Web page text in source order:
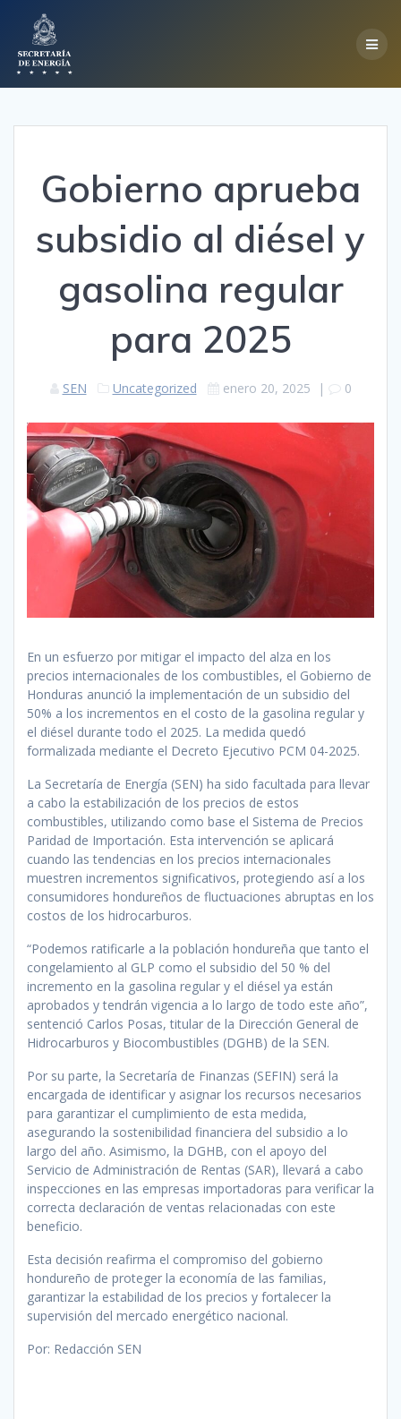
Gobierno aprueba
subsidio al diésel y
gasolina regular
para 2025
SEN Uncategorized enero 20, 2025 | 0
En un esfuerzo por mitigar el impacto del alza en los
precios internacionales de los combustibles, el Gobierno de
Honduras anunció la implementación de un subsidio del
50% a los incrementos en el costo de la gasolina regular y
el diésel durante todo el 2025. La medida quedó
formalizada mediante el Decreto Ejecutivo PCM 04-2025.
La Secretaría de Energía (SEN) ha sido facultada para llevar
a cabo la estabilización de los precios de estos
combustibles, utilizando como base el Sistema de Precios
Paridad de Importación. Esta intervención se aplicará
cuando las tendencias en los precios internacionales
muestren incrementos significativos, protegiendo así a los
consumidores hondureños de fluctuaciones abruptas en los
costos de los hidrocarburos.
“Podemos ratificarle a la población hondureña que tanto el
congelamiento al GLP como el subsidio del 50 % del
incremento en la gasolina regular y el diésel ya están
aprobados y tendrán vigencia a lo largo de todo este año”,
sentenció Carlos Posas, titular de la Dirección General de
Hidrocarburos y Biocombustibles (DGHB) de la SEN.
Por su parte, la Secretaría de Finanzas (SEFIN) será la
encargada de identificar y asignar los recursos necesarios
para garantizar el cumplimiento de esta medida,
asegurando la sostenibilidad financiera del subsidio a lo
largo del año. Asimismo, la DGHB, con el apoyo del
Servicio de Administración de Rentas (SAR), llevará a cabo
inspecciones en las empresas importadoras para verificar la
correcta declaración de ventas relacionadas con este
beneficio.
Esta decisión reafirma el compromiso del gobierno
hondureño de proteger la economía de las familias,
garantizar la estabilidad de los precios y fortalecer la
supervisión del mercado energético nacional.
Por: Redacción SEN